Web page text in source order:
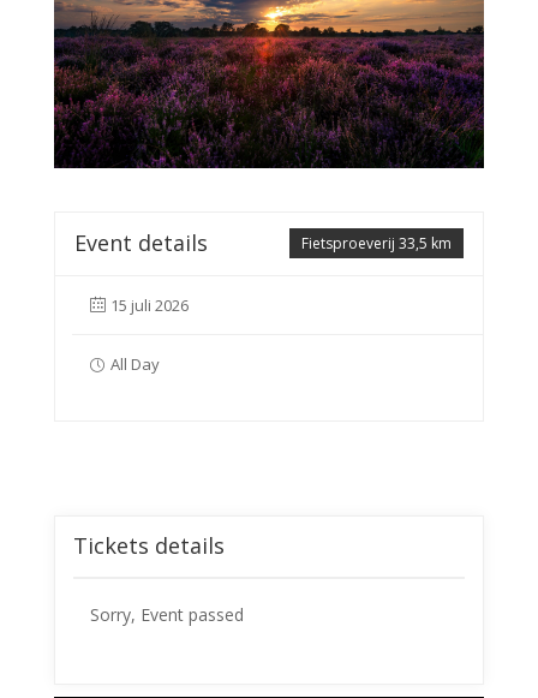
Fietsproeverij 33,5 km
Event details
15 juli 2026
All Day
Tickets details
Sorry, Event passed